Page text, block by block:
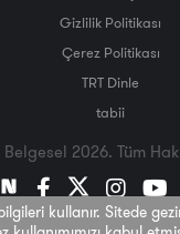
kullanır. Sitede
Gizlilik Politikası
Çerez Politikası
TRT Dinle
tabii
Belgesel 2026. Tüm